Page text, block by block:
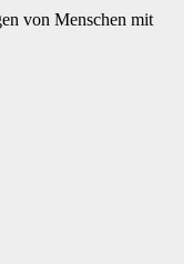
von Menschen mit